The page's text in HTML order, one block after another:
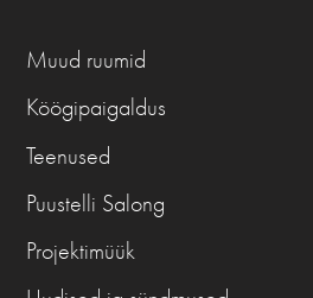
Muud ruumid
Köögipaigaldus
Teenused
Puustelli Salong
Projektimüük